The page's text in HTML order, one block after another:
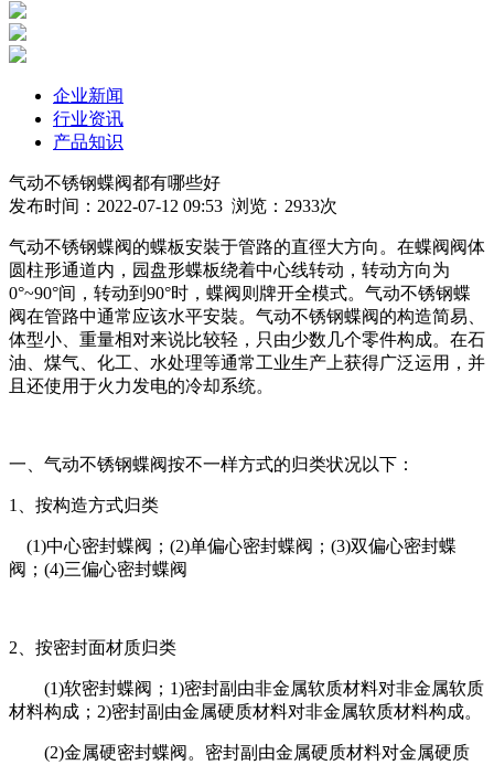
企业新闻
行业资讯
产品知识
气动不锈钢蝶阀都有哪些好
发布时间：2022-07-12 09:53 浏览：2933次
气动不锈钢蝶阀的蝶板安裝于管路的直徑大方向。在蝶阀阀体
圆柱形通道内，园盘形蝶板绕着中心线转动，转动方向为
0°~90°间，转动到90°时，蝶阀则牌开全模式。气动不锈钢蝶
阀在管路中通常应该水平安裝。气动不锈钢蝶阀的构造简易、
体型小、重量相对来说比较轻，只由少数几个零件构成。在石
油、煤气、化工、水处理等通常工业生产上获得广泛运用，并
且还使用于火力发电的冷却系统。
一、气动不锈钢蝶阀按不一样方式的归类状况以下：
1、按构造方式归类
(1)中心密封蝶阀；(2)单偏心密封蝶阀；(3)双偏心密封蝶
阀；(4)三偏心密封蝶阀
2、按密封面材质归类
(1)软密封蝶阀；1)密封副由非金属软质材料对非金属软质
材料构成；2)密封副由金属硬质材料对非金属软质材料构成。
(2)金属硬密封蝶阀。密封副由金属硬质材料对金属硬质